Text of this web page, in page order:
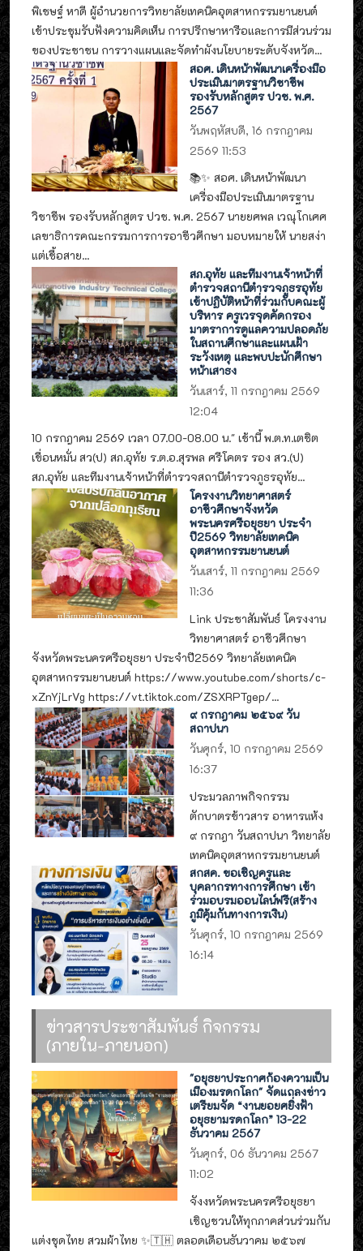
พิเชษฐ์ หาดี ผู้อำนวยการวิทยาลัยเทคนิคอุตสาหกรรมยานยนต์
เข้าประชุมรับฟังความคิดเห็น การปรึกษาหารือและการมีส่วนร่วม
ของประชาชน การวางแผนและจัดทำผังนโยบายระดับจังหวัด...
สอศ. เดินหน้าพัฒนาเครื่องมือ
ประเมินมาตรฐานวิชาชีพ
รองรับหลักสูตร ปวช. พ.ศ.
2567
วันพฤหัสบดี, 16 กรกฎาคม
2569 11:53
📚✨ สอศ. เดินหน้าพัฒนา
เครื่องมือประเมินมาตรฐาน
วิชาชีพ รองรับหลักสูตร ปวช. พ.ศ. 2567 นายยศพล เวณุโกเศศ
เลขาธิการคณะกรรมการการอาชีวศึกษา มอบหมายให้ นายสง่า
แต่เชื้อสาย...
สภ.อุทัย และทีมงานเจ้าหน้าที่
ตำรวจสถานีตำรวจภูธรอุทัย
เข้าปฏิบัติหน้าที่ร่วมกับคณะผู้
บริหาร ครูเวรจุดคัดกรอง
มาตราการดูแลความปลอดภัย
ในสถานศึกษาและแผนเฝ้า
ระวังเหตุ และพบปะนักศึกษา
หน้าเสาธง
วันเสาร์, 11 กรกฎาคม 2569
12:04
10 กรกฎาคม 2569 เวลา 07.00-08.00 น." เช้านี้ พ.ต.ท.เตชิต
เขื่อนหมั่น สว(ป) สภ.อุทัย ร.ต.อ.สุรพล ศรีโคตร รอง สว.(ป)
สภ.อุทัย และทีมงานเจ้าหน้าที่ตำรวจสถานีตำรวจภูธรอุทัย...
โครงงานวิทยาศาสตร์
อาชีวศึกษาจังหวัด
พระนครศรีอยุธยา ประจำ
ปี2569 วิทยาลัยเทคนิค
อุตสาหกรรมยานยนต์
วันเสาร์, 11 กรกฎาคม 2569
11:36
Link ประชาสัมพันธ์ โครงงาน
วิทยาศาสตร์ อาชีวศึกษา
จังหวัดพระนครศรีอยุธยา ประจำปี2569 วิทยาลัยเทคนิค
อุตสาหกรรมยานยนต์ https://www.youtube.com/shorts/c-
xZnYjLrVg https://vt.tiktok.com/ZSXRPTgep/...
๙ กรกฎาคม ๒๕๖๙ วัน
สถาปนา
วันศุกร์, 10 กรกฎาคม 2569
16:37
ประมวลภาพกิจกรรม
ตักบาตรข้าวสาร อาหารแห้ง
๙ กรกฎา วันสถาปนา วิทยาลัย
เทคนิคอุตสาหกรรมยานยนต์
สกสค. ขอเชิญครูและ
บุคลากรทางการศึกษา เข้า
ร่วมอบรมออนไลน์ฟรี(สร้าง
ภูมิคุ้มกันทางการเงิน)
วันศุกร์, 10 กรกฎาคม 2569
16:14
ข่าวสารประชาสัมพันธ์ กิจกรรม
(ภายใน-ภายนอก)
"อยุธยาประกาศก้องความเป็น
เมืองมรดกโลก" จัดแถลงข่าว
เตรียมจัด “งานยอยศยิ่งฟ้า
อยุธยามรดกโลก” 13-22
ธันวาคม 2567
วันศุกร์, 06 ธันวาคม 2567
11:02
จังงหวัดพระนครศรีอยุธยา
เชิญชวนให้ทุกภาคส่วนร่วมกัน
แต่งชุดไทย สวมผ้าไทย ✨🇹🇭 ตลอดเดือนธันวาคม ๒๕๖๗